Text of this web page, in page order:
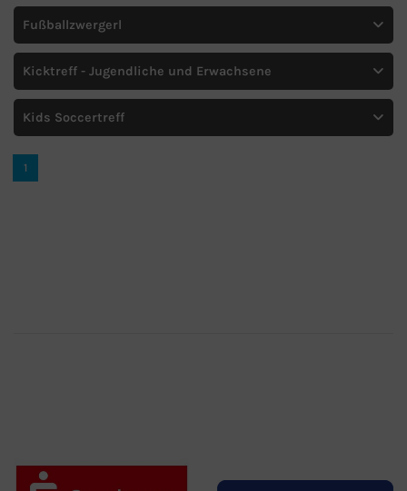
Fußballzwergerl
Kicktreff - Jugendliche und Erwachsene
Kids Soccertreff
1